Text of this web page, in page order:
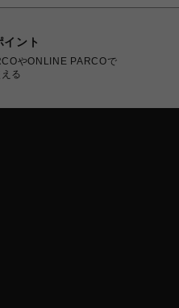
イント
やONLINE PARCOで
る